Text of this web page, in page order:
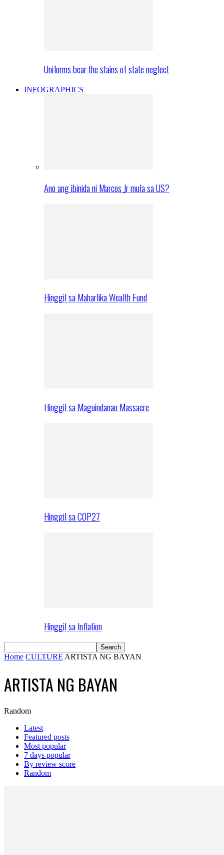
Uniforms bear the stains of state neglect
INFOGRAPHICS
Ano ang ibinida ni Marcos Jr mula sa US?
Hinggil sa Maharlika Wealth Fund
Hinggil sa Maguindanao Massacre
Hinggil sa COP27
Hinggil sa Inflation
Home CULTURE ARTISTA NG BAYAN
ARTISTA NG BAYAN
Random
Latest
Featured posts
Most popular
7 days popular
By review score
Random